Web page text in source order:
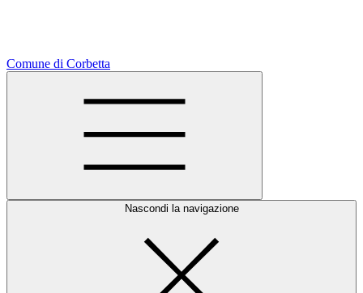
Comune di Corbetta
Nascondi la navigazione